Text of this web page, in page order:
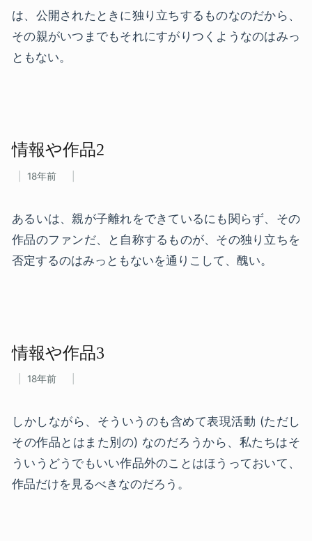
は、公開されたときに独り立ちするものなのだから、
その親がいつまでもそれにすがりつくようなのはみっ
ともない。
情報や​作品2
18年前
あるいは、親が子離れをできているにも関らず、その
作品のファンだ、と自称するものが、その独り立ちを
否定するのはみっともないを通りこして、醜い。
情報や​作品3
18年前
しかしながら、そういうのも含めて表現活動 (ただし
その作品とはまた別の) なのだろうから、私たちはそ
ういうどうでもいい作品外のことはほうっておいて、
作品だけを見るべきなのだろう。